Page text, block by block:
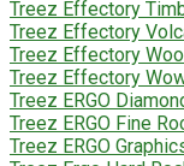
Treez Effectory
Treez Effectory
Treez Effectory
Treez Effectory
Treez ERGO
Treez ERGO Fine
Treez ERGO